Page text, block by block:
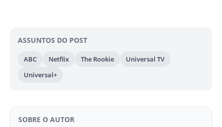
ASSUNTOS DO POST
ABC Netflix The Rookie
Universal TV
Universal+
SOBRE O AUTOR